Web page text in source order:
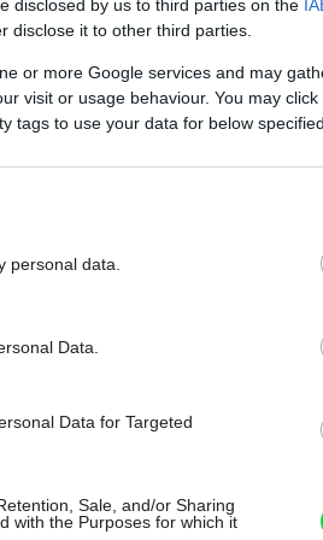
disclosed by us to third parties on the
disclose it to other third parties.
or more Google services and may
visit or usage behaviour. You may
tags to use your data for below
personal data.
Data.
Data for Targeted
Sale, and/or Sharing
with the Purposes for which it